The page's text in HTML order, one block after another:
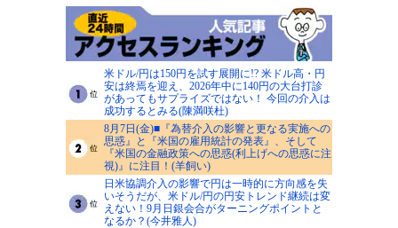
米ドル/円は150円を試す展開に!? 米ドル高・円
安は終焉を迎え、2026年中に140円の大台打診
があってもサプライズではない！ 今回の介入は
成功するとみる(陳満咲杜)
8月7日(金)■『為替介入の影響と更なる実施への
思惑』と『米国の雇用統計の発表』、そして
『米国の金融政策への思惑(利上げへの思惑に注
視)』に注目！(羊飼い)
日米協調介入の影響で円は一時的に方向感を失
いそうだが、米ドル/円の円安トレンド継続は変
えない！9月日銀会合がターニングポイントと
なるか？(今井雅人)